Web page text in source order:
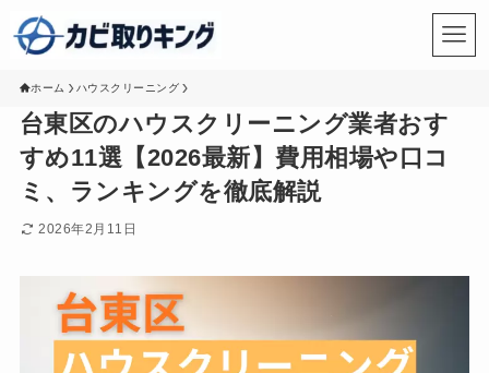
ホーム ハウスクリーニング
台東区のハウスクリーニング業者おす
すめ11選【2026最新】費用相場や口コ
ミ、ランキングを徹底解説
2026年2月11日